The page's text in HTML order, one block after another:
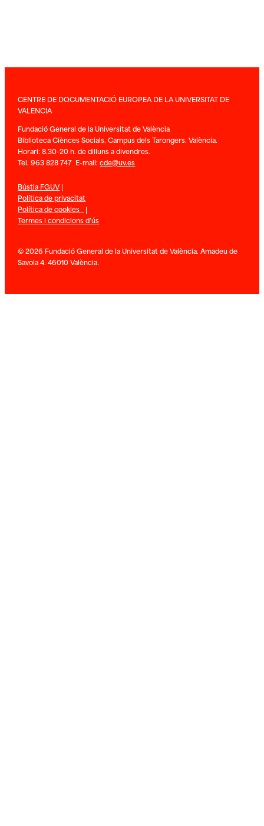
CENTRE DE DOCUMENTACIÓ EUROPEA DE LA UNIVERSITAT DE
VALENCIA
Fundació General de la Universitat de València
Biblioteca Ciènces Socials. Campus dels Tarongers. València.
Horari: 8.30-20 h. de dilluns a divendres.
Tel. 963 828 747 E-mail:cde@uv.es
Bústia FGUV|
Política de privacitat
Política de cookies |
Termes i condicions d’ús
© 2026 Fundació General de la Universitat de València. Amadeu de
Savoia 4. 46010 València.